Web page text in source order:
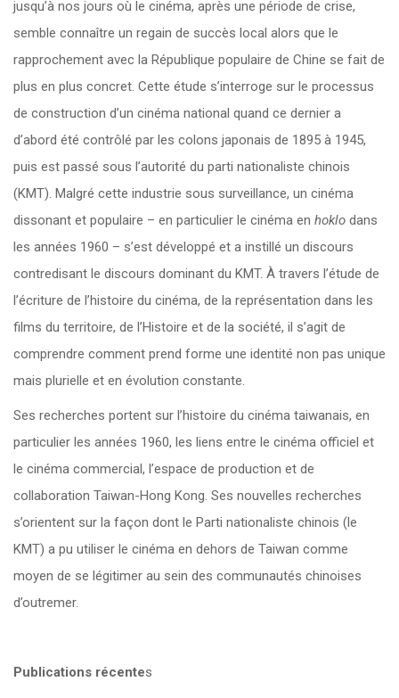
jusqu’à nos jours où le cinéma, après une période de crise,
semble connaître un regain de succès local alors que le
rapprochement avec la République populaire de Chine se fait de
plus en plus concret. Cette étude s’interroge sur le processus
de construction d’un cinéma national quand ce dernier a
d’abord été contrôlé par les colons japonais de 1895 à 1945,
puis est passé sous l’autorité du parti nationaliste chinois
(KMT). Malgré cette industrie sous surveillance, un cinéma
dissonant et populaire – en particulier le cinéma en hoklo dans
les années 1960 – s’est développé et a instillé un discours
contredisant le discours dominant du KMT. À travers l’étude de
l’écriture de l’histoire du cinéma, de la représentation dans les
films du territoire, de l’Histoire et de la société, il s’agit de
comprendre comment prend forme une identité non pas unique
mais plurielle et en évolution constante.
Ses recherches portent sur l’histoire du cinéma taiwanais, en
particulier les années 1960, les liens entre le cinéma officiel et
le cinéma commercial, l’espace de production et de
collaboration Taiwan-Hong Kong. Ses nouvelles recherches
s’orientent sur la façon dont le Parti nationaliste chinois (le
KMT) a pu utiliser le cinéma en dehors de Taiwan comme
moyen de se légitimer au sein des communautés chinoises
d’outremer.
Publications récentes